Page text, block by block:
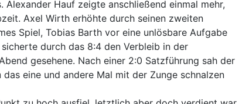
Hauf zeigte anschließend einmal mehr,
Axel Wirth erhöhte durch seinen zweiten
Spiel, Tobias Barth vor eine unlösbare Aufgabe
durch das 8:4 den Verbleib in der
gesehene. Nach einer 2:0 Satzführung sah der
eine und andere Mal mit der Zunge schnalzen